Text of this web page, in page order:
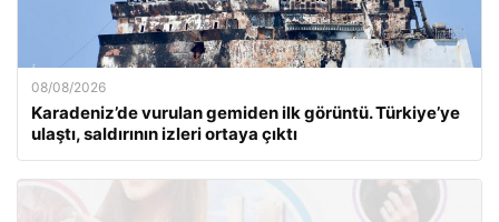
08/08/2026
Karadeniz’de vurulan gemiden ilk görüntü. Türkiye’ye
ulaştı, saldırının izleri ortaya çıktı